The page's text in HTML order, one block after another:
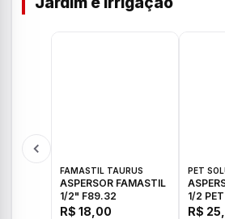
FAMASTIL TAURUS
ASPERSOR FAMASTIL
1/2" F89.32
R$ 18,00
PET
1/2
R$